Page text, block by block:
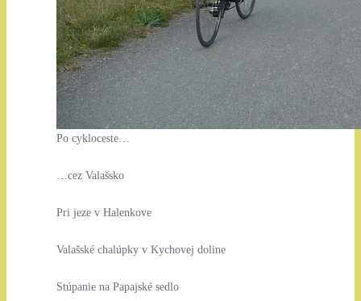
Po cykloceste…
…cez Valašsko
Pri jeze v Halenkove
Valašské chalúpky v Kychovej doline
Stúpanie na Papajské sedlo